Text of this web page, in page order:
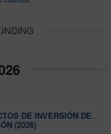
DE INVERSIÓN DE
(2026)